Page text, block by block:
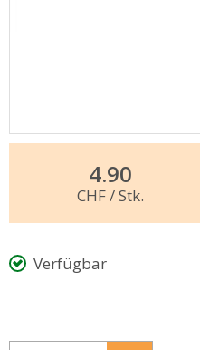
4.90
CHF/ Stk.
Verfügbar